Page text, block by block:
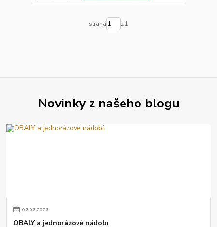
strana z 1
Novinky z našeho blogu
07.06.2026
OBALY a jednorázové nádobí